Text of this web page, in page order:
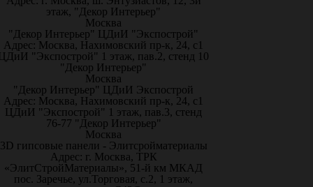
этаж, "Декор Интерьер"
Москва
"Декор Интерьер" ЦДиИ "Экспострой"
Адрес: Москва, Нахимовский пр-к, 24, с1
"Экспострой" 1 этаж, пав.2, стенд 10
"Декор Интерьер"
Москва
"Декор Интерьер" ЦДиИ Экспострой
Адрес: Москва, Нахимовский пр-к, 24, с1
ЦДиИ "Экспострой" 1 этаж, пав.3, стенд
76-77 "Декор Интерьер"
Москва
3D гипсовые панели - Элитсройматериалы
Адрес: г. Москва, ТРК
«ЭлитСтройМатериалы», 51-й км МКАД
пос. Заречье, ул.Торговая, с.2, 1 этаж,